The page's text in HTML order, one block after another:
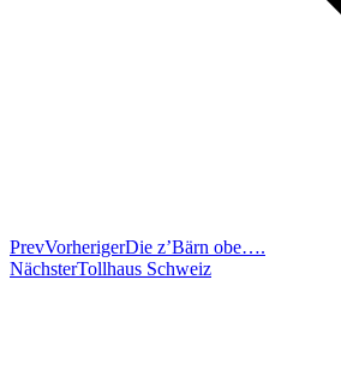
PrevVorherigerDie z’Bärn obe….
NächsterTollhaus Schweiz